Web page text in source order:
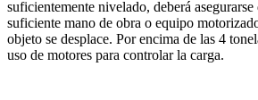
suficientemente nivelado, deberá
suficiente mano de obra o equipo
objeto se desplace. Por encima de las 4
uso de motores para controlar la carga.